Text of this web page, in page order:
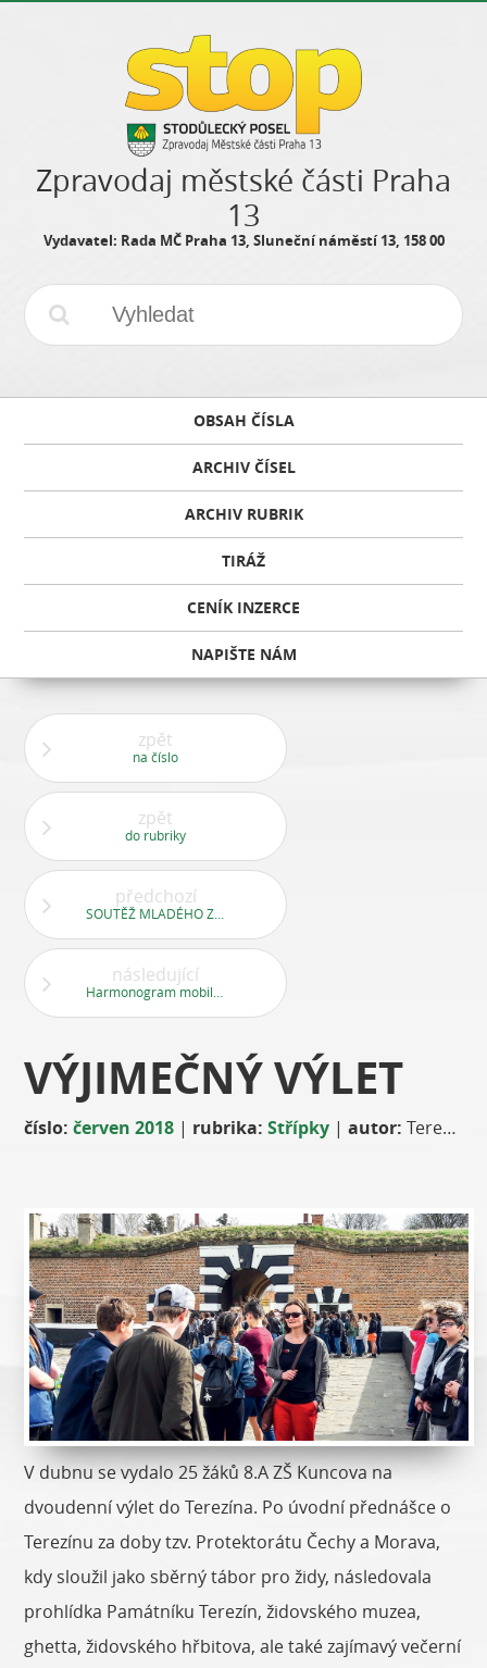
Zpravodaj městské části Praha
13
Vydavatel: Rada MČ Praha 13, Sluneční náměstí 13, 158 00
OBSAH ČÍSLA
ARCHIV ČÍSEL
ARCHIV RUBRIK
TIRÁŽ
CENÍK INZERCE
NAPIŠTE NÁM
zpět
na číslo
zpět
do rubriky
předchozí
následující
VÝJIMEČNÝ VÝLET
číslo: červen 2018 | rubrika: Střípky |autor: Tereza Zajíčková, žákyně 8.A
V dubnu se vydalo 25 žáků 8.A ZŠ Kuncova na
dvoudenní výlet do Terezína. Po úvodní přednášce o
Terezínu za doby tzv. Protektorátu Čechy a Morava,
kdy sloužil jako sběrný tábor pro židy, následovala
prohlídka Památníku Terezín, židovského muzea,
ghetta, židovského hřbitova, ale také zajímavý večerní